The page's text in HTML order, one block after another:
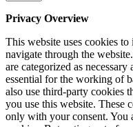
Privacy Overview
This website uses cookies
navigate through the
are categorized as
essential for the working of
also use third-party cookies
you use this website. These
only with your consent. You